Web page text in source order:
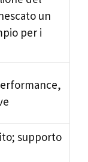
un
per i
supporto